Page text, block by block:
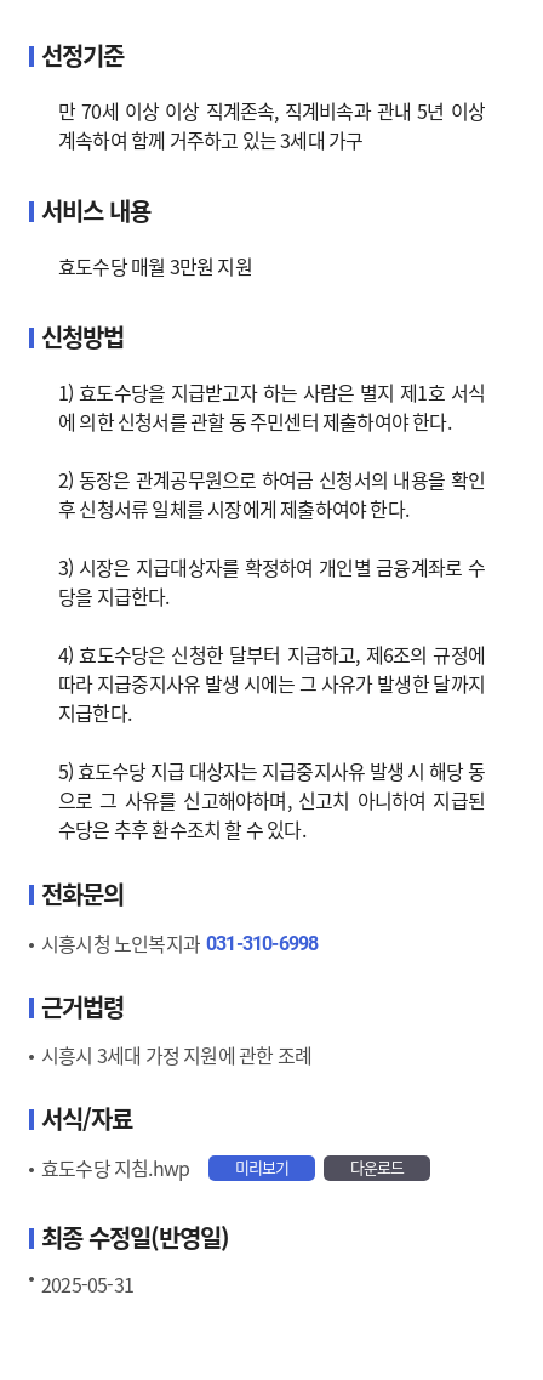
선정기준
만 70세 이상 이상 직계존속, 직계비속과 관내 5년 이상
계속하여 함께 거주하고 있는 3세대 가구
서비스 내용
효도수당 매월 3만원 지원
신청방법
1) 효도수당을 지급받고자 하는 사람은 별지 제1호 서식
에 의한 신청서를 관할 동 주민센터 제출하여야 한다.
2) 동장은 관계공무원으로 하여금 신청서의 내용을 확인
후 신청서류 일체를 시장에게 제출하여야 한다.
3) 시장은 지급대상자를 확정하여 개인별 금융계좌로 수
당을 지급한다.
4) 효도수당은 신청한 달부터 지급하고, 제6조의 규정에
따라 지급중지사유 발생 시에는 그 사유가 발생한 달까지
지급한다.
5) 효도수당 지급 대상자는 지급중지사유 발생 시 해당 동
으로 그 사유를 신고해야하며, 신고치 아니하여 지급된
수당은 추후 환수조치 할 수 있다.
전화문의
시흥시청 노인복지과 031-310-6998
근거법령
시흥시 3세대 가정 지원에 관한 조례
서식/자료
효도수당 지침.hwp 미리보기 다운로드
최종 수정일(반영일)
2025-05-31